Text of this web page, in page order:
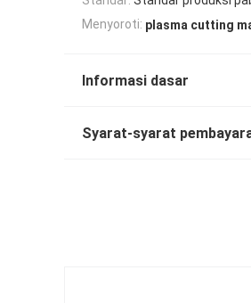
Menyoroti: plasma cutting
Informasi dasar
Syarat-syarat